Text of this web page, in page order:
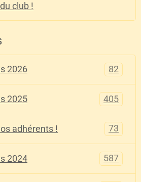
club !
2026 82
2025 405
adhérents ! 73
2024 587